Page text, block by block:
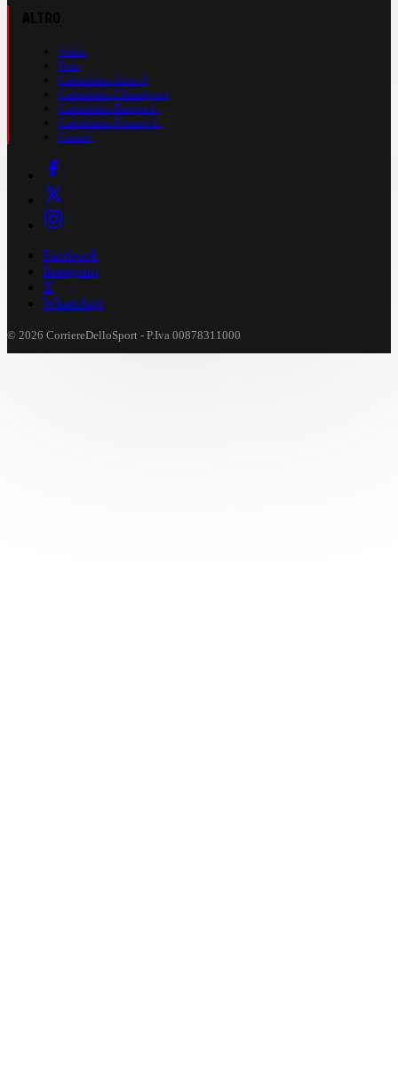
Video
Foto
Calendario Serie A
Calendario Champions
Calendario Europa L.
Calendario Premier L.
Casinò
Facebook
Instagram
X
WhatsApp
© 2026 CorriereDelloSport - P.Iva 00878311000